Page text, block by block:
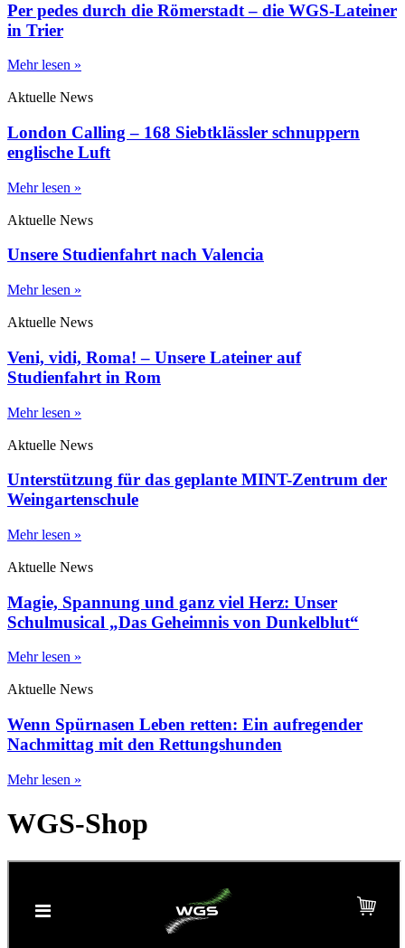
Per pedes durch die Römerstadt – die WGS-Lateiner
in Trier
Mehr lesen »
Aktuelle News
London Calling – 168 Siebtklässler schnuppern
englische Luft
Mehr lesen »
Aktuelle News
Unsere Studienfahrt nach Valencia
Mehr lesen »
Aktuelle News
Veni, vidi, Roma! – Unsere Lateiner auf
Studienfahrt in Rom
Mehr lesen »
Aktuelle News
Unterstützung für das geplante MINT-Zentrum der
Weingartenschule
Mehr lesen »
Aktuelle News
Magie, Spannung und ganz viel Herz: Unser
Schulmusical „Das Geheimnis von Dunkelblut“
Mehr lesen »
Aktuelle News
Wenn Spürnasen Leben retten: Ein aufregender
Nachmittag mit den Rettungshunden
Mehr lesen »
WGS-Shop